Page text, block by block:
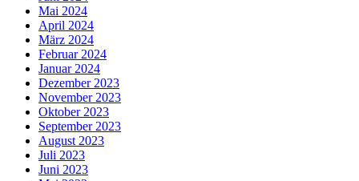
Mai 2024
April 2024
März 2024
Februar 2024
Januar 2024
Dezember 2023
November 2023
Oktober 2023
September 2023
August 2023
Juli 2023
Juni 2023